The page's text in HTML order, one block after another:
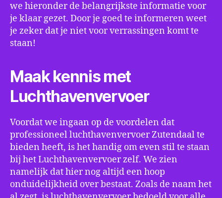
we hieronder de belangrijkste informatie voor
je klaar gezet. Door je goed te informeren weet
je zeker dat je niet voor verrassingen komt te
staan!
Maak kennis met
Luchthavenvervoer
Voordat we ingaan op de voordelen dat
professioneel luchthavenvervoer Zutendaal te
bieden heeft, is het handig om even stil te staan
bij het Luchthavenvervoer zelf. We zien
namelijk dat hier nog altijd een hoop
onduidelijkheid over bestaat. Zoals de naam het